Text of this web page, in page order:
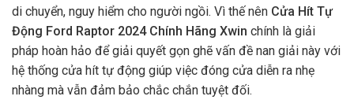
di chuyển, nguy hiểm cho người ngồi. Vì thế nên Cửa Hít Tự
Động Ford Raptor 2024 Chính Hãng Xwin chính là giải
pháp hoàn hảo để giải quyết gọn ghẽ vấn đề nan giải này với
hệ thống cửa hít tự động giúp việc đóng cửa diễn ra nhẹ
nhàng mà vẫn đảm bảo chắc chắn tuyệt đối.